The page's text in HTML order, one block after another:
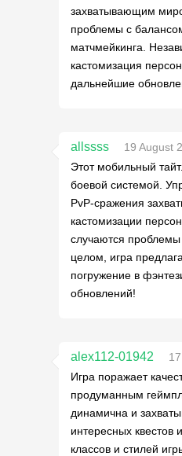
захватывающим
проблемы с
матчмейкинга.
кастомизация
дальнейшие
allssss
19 August
Этот мобильный
боевой системой.
PvP-сражения
кастомизации
случаются
целом, игра
погружение в
обновлений!
alex112-01942
Игра поражает
продуманным
динамична и
интересных
классов и стилей